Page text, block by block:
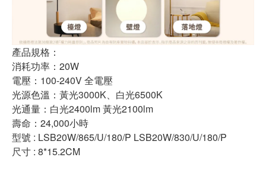
產品規格：
消耗功率：20W
電壓：100-240V 全電壓
光源色溫：黃光3000K、白光6500K
光通量：白光2400lm 黃光2100lm
壽命：24,000小時
型號 : LSB20W/865/U/180/P LSB20W/830/U/180/P
尺寸 : 8*15.2CM